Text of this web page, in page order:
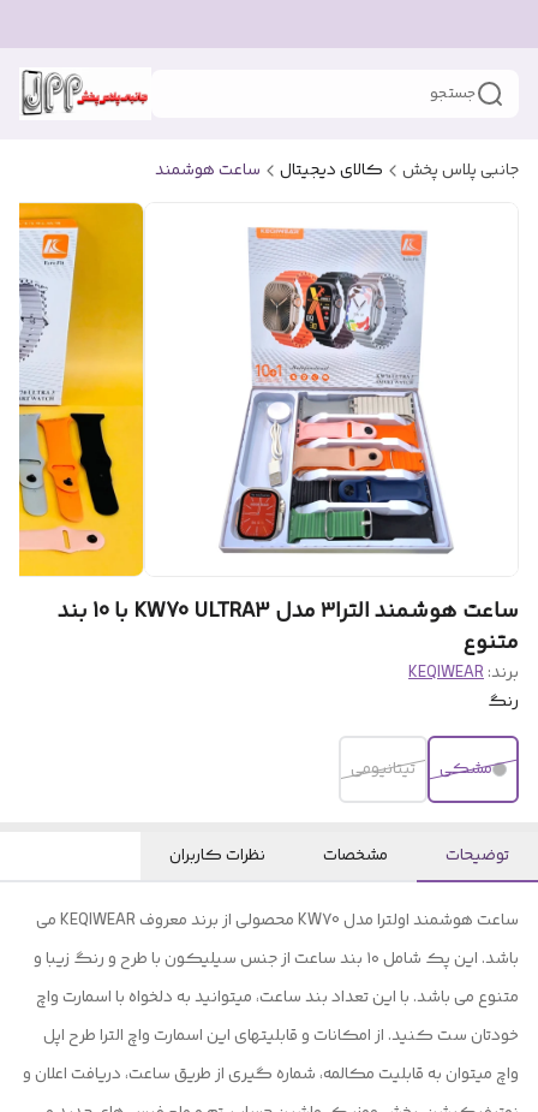
جستجو
جانبی پلاس پخش کالای دیجیتال ساعت هوشمند
ساعت هوشمند الترا۳ مدل KW70 ULTRA3 با 10 بند
متنوع
برند:KEQIWEAR
رنگ
مشکی تیتانیومی
توضیحات مشخصات نظرات کاربران
ساعت هوشمند اولترا مدل KW70 محصولی از برند معروف KEQIWEAR می
باشد. این پک شامل ۱۰ بند ساعت از جنس سیلیکون با طرح و رنگ زیبا و
متنوع می باشد. با این تعداد بند ساعت، میتوانید به دلخواه با اسمارت واچ
خودتان ست کنید. از امکانات و قابلیتهای این اسمارت واچ الترا طرح اپل
واچ میتوان به قابلیت مکالمه، شماره گیری از طریق ساعت، دریافت اعلان و